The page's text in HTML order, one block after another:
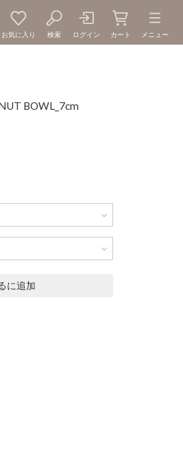
お気に入り 検索 ログイン カート メニュー
BOWL_7cm
に追加